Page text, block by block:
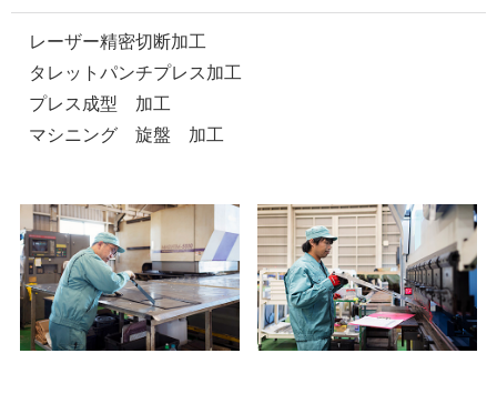
レーザー精密切断加工
タレットパンチプレス加工
プレス成型 加工
マシニング 旋盤 加工